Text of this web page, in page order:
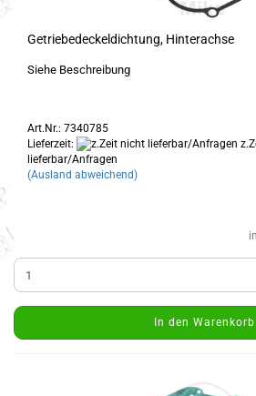
Getriebedeckeldichtung, Hinterachse
Siehe Beschreibung
Art.Nr.: 7340785
Lieferzeit:
lieferbar/Anfragen
(Ausland abweichend)
In den Warenkorb